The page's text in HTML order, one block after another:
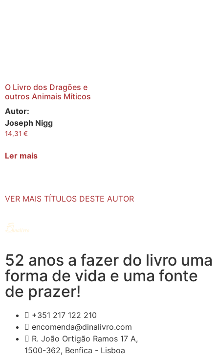
O Livro dos Dragões e
outros Animais Míticos
Autor:
Joseph Nigg
14,31 €
Ler mais
VER MAIS TÍTULOS DESTE AUTOR
52 anos a fazer do livro uma
forma de vida e uma fonte
de prazer!
+351 217 122 210
encomenda@dinalivro.com
R. João Ortigão Ramos 17 A,
1500-362, Benfica - Lisboa